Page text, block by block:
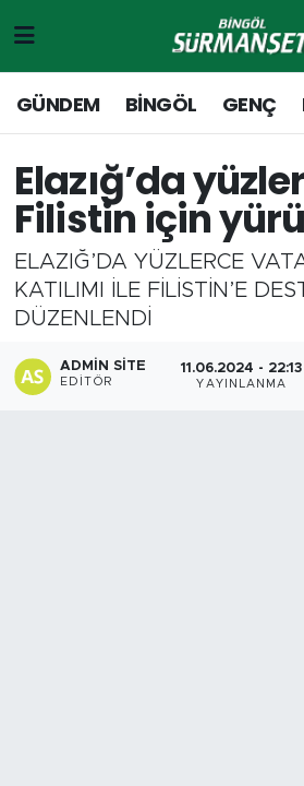
GÜNDEM BİNGÖL GENÇ
Elazığ’da
Filistin için
ELAZIĞ’DA YÜZLERCE
KATILIMI İLE FİLİSTİN’E
DÜZENLENDİ
ADMIN SITE
EDITÖR
11.06.2024 - 22:13
YAYINLANMA
Genç
Solhan
Karlıova
Adaklı-Kiğı
Yayladere-Yedisu
Merkez Hava Durumu
Merkez Trafik Yoğunluk
Süper Lig Puan Durumu
Tüm Manşetler
Son Dakika Haberleri